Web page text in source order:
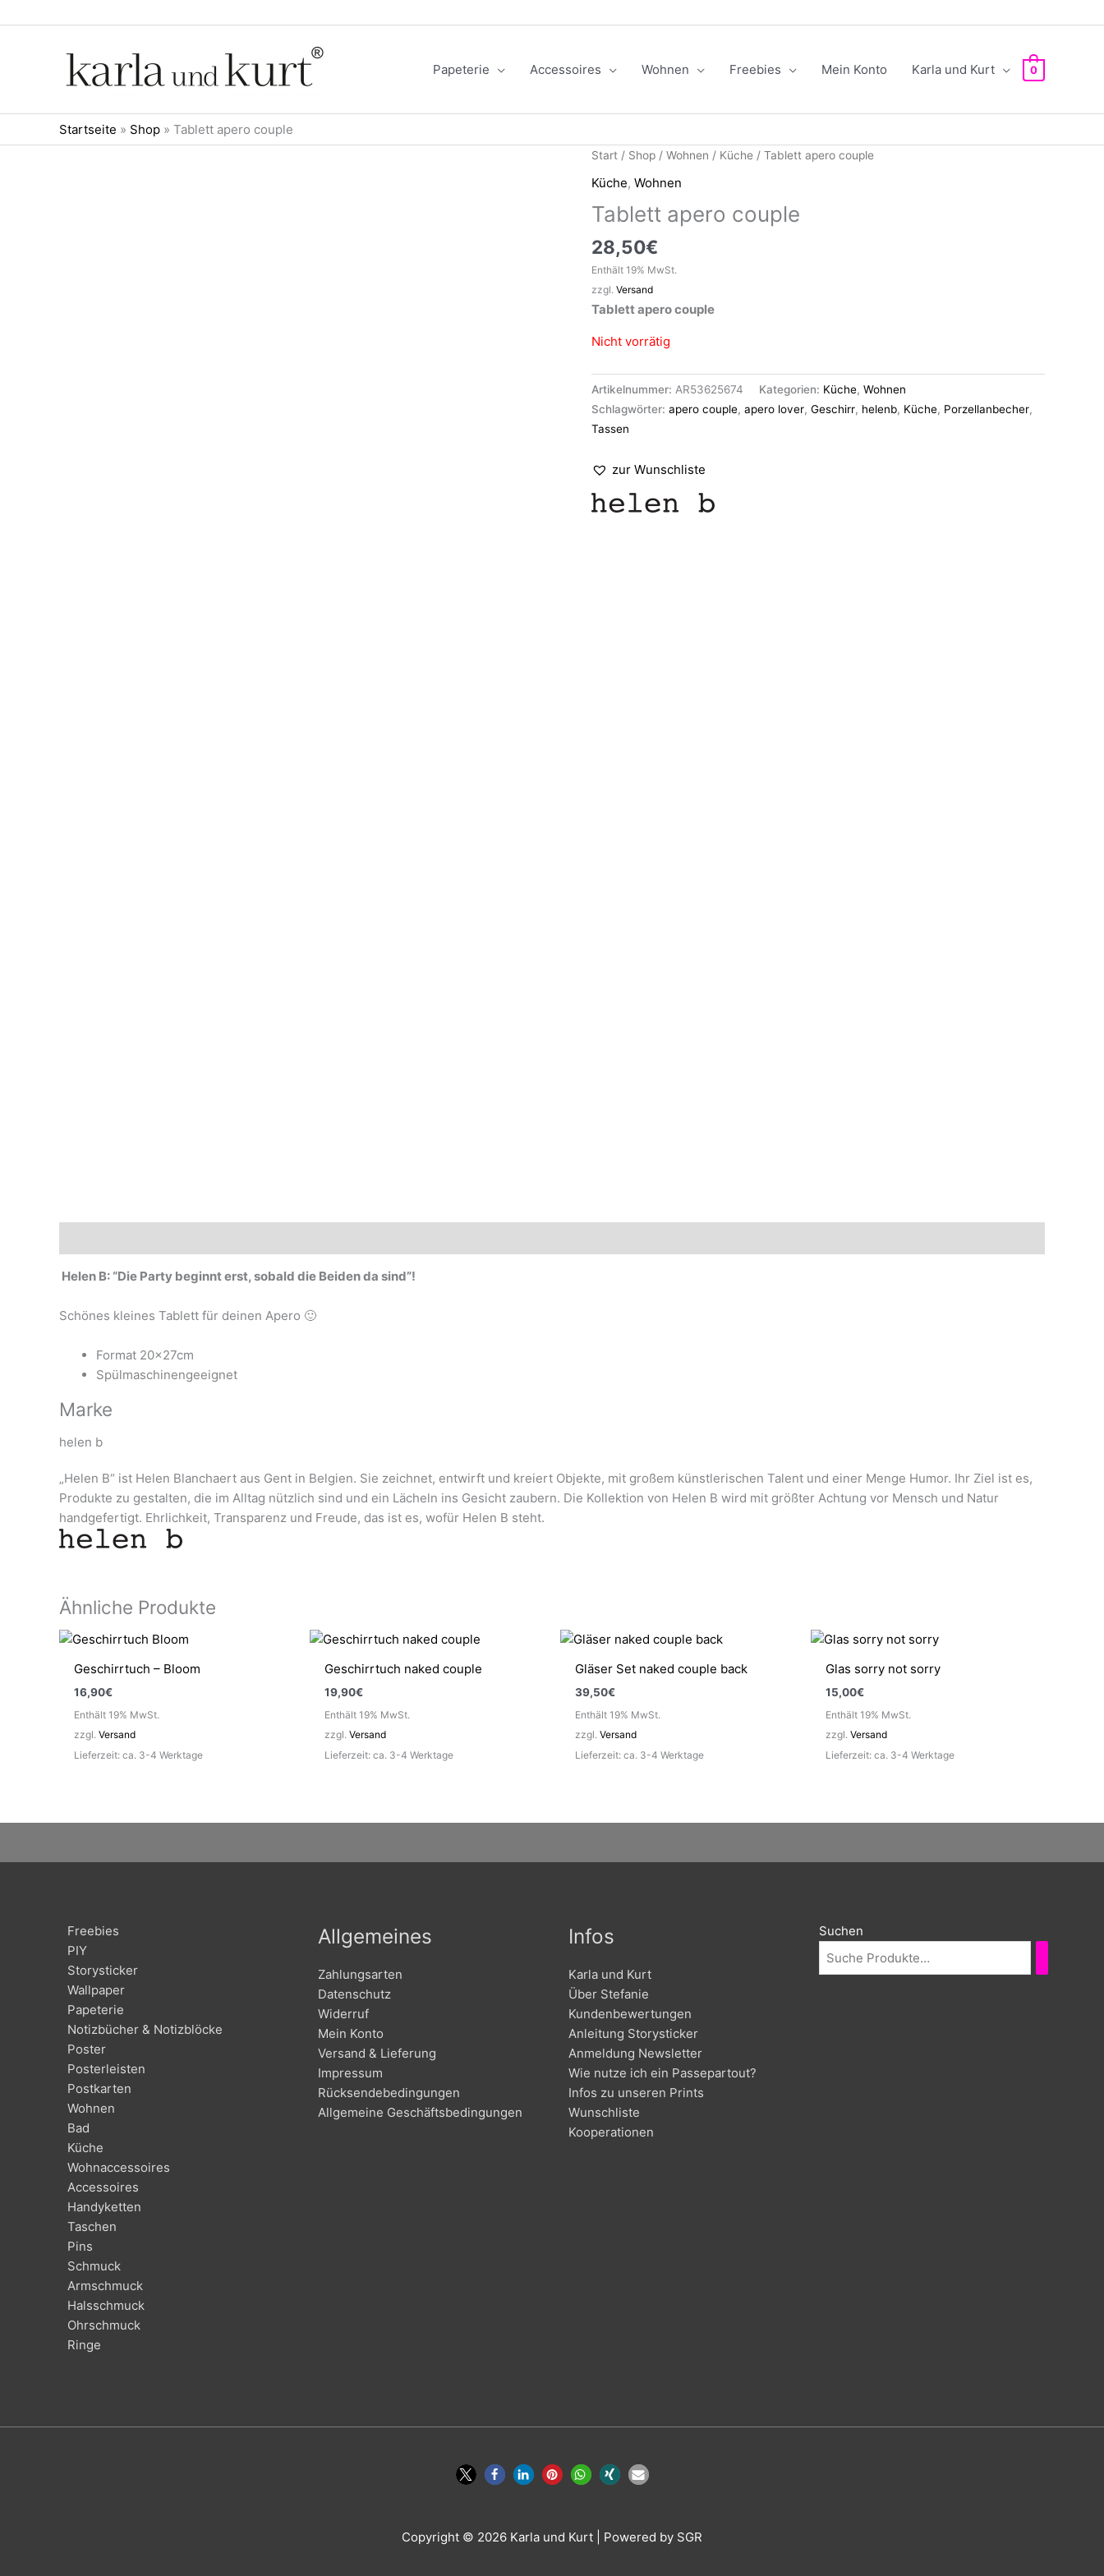
Inhalt
Papeterie
Accessoires Wohnen Freebies Mein Konto Karla und Kurt 0
Startseite » Shop » Tablett apero couple
Start / Shop / Wohnen / Küche / Tablett apero couple
Küche, Wohnen
Tablett apero couple
28,50€
Enthält 19% MwSt.
zzgl. Versand
Tablett apero couple
Nicht vorrätig
Artikelnummer: AR53625674 Kategorien: Küche, Wohnen
Schlagwörter: apero couple, apero lover, Geschirr, helenb, Küche, Porzellanbecher,
Tassen
zur Wunschliste
Helen B: “Die Party beginnt erst, sobald die Beiden da sind”!
Schönes kleines Tablett für deinen Apero 🙂
Format 20x27cm
Spülmaschinengeeignet
Marke
helen b
„Helen B“ ist Helen Blanchaert aus Gent in Belgien. Sie zeichnet, entwirft und kreiert Objekte, mit großem künstlerischen Talent und einer Menge Humor. Ihr Ziel ist es,
Produkte zu gestalten, die im Alltag nützlich sind und ein Lächeln ins Gesicht zaubern. Die Kollektion von Helen B wird mit größter Achtung vor Mensch und Natur
handgefertigt. Ehrlichkeit, Transparenz und Freude, das ist es, wofür Helen B steht.
Ähnliche Produkte
Geschirrtuch – Bloom
16,90€
Enthält 19% MwSt.
zzgl. Versand
Lieferzeit: ca. 3-4 Werktage
Geschirrtuch naked couple
19,90€
Enthält 19% MwSt.
zzgl. Versand
Lieferzeit: ca. 3-4 Werktage
Gläser Set naked couple back
39,50€
Enthält 19% MwSt.
zzgl. Versand
Lieferzeit: ca. 3-4 Werktage
Glas sorry not sorry
15,00€
Enthält 19% MwSt.
zzgl. Versand
Lieferzeit: ca. 3-4 Werktage
Freebies
PIY
Storysticker
Wallpaper
Papeterie
Notizbücher & Notizblöcke
Poster
Posterleisten
Postkarten
Wohnen
Bad
Küche
Wohnaccessoires
Accessoires
Handyketten
Taschen
Pins
Schmuck
Armschmuck
Halsschmuck
Ohrschmuck
Ringe
Allgemeines
Zahlungsarten
Datenschutz
Widerruf
Mein Konto
Versand & Lieferung
Impressum
Rücksendebedingungen
Allgemeine Geschäftsbedingungen
Infos
Karla und Kurt
Über Stefanie
Kundenbewertungen
Anleitung Storysticker
Anmeldung Newsletter
Wie nutze ich ein Passepartout?
Infos zu unseren Prints
Wunschliste
Kooperationen
Suchen
Copyright © 2026 Karla und Kurt | Powered by SGR